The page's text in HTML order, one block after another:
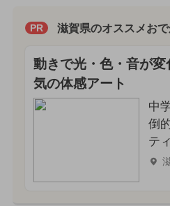
PR 滋賀県のオススメお
動きで光・色・音が変
気の体感アート
中
倒
テ